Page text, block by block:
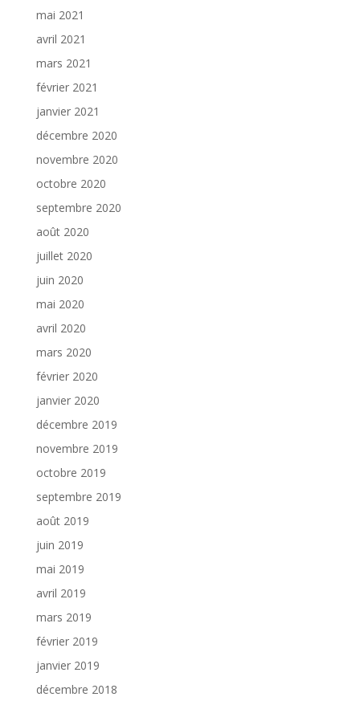
mai 2021
avril 2021
mars 2021
février 2021
janvier 2021
décembre 2020
novembre 2020
octobre 2020
septembre 2020
août 2020
juillet 2020
juin 2020
mai 2020
avril 2020
mars 2020
février 2020
janvier 2020
décembre 2019
novembre 2019
octobre 2019
septembre 2019
août 2019
juin 2019
mai 2019
avril 2019
mars 2019
février 2019
janvier 2019
décembre 2018